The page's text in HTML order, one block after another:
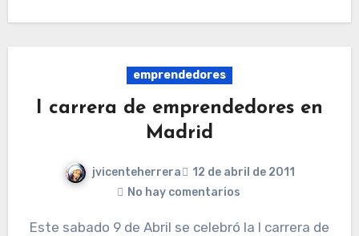
emprendedores
I carrera de emprendedores en
Madrid
jvicenteherrera
12 de abril de 2011
No hay comentarios
Este sabado 9 de Abril se celebró la I carrera de